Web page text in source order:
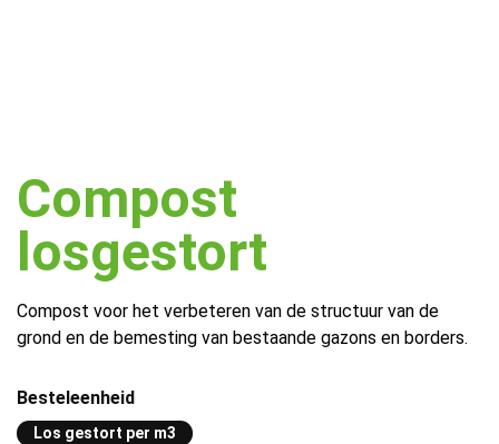
Compost
losgestort
Compost voor het verbeteren van de structuur van de
grond en de bemesting van bestaande gazons en borders.
Besteleenheid
Los gestort per m3